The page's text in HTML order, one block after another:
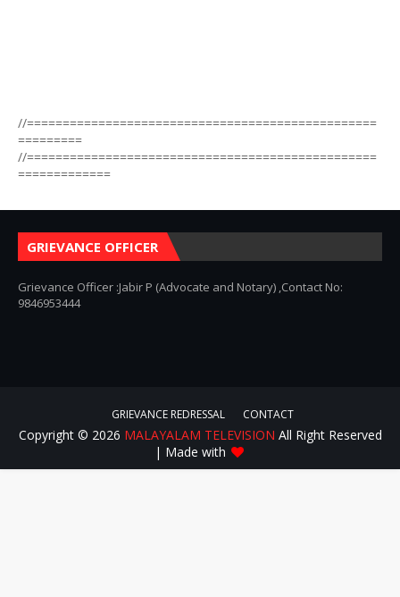
//=================================================
=========
//=================================================
=============
GRIEVANCE OFFICER
Grievance Officer :Jabir P (Advocate and Notary) ,Contact No:
9846953444
GRIEVANCE REDRESSAL CONTACT
Copyright © 2026 MALAYALAM TELEVISION All Right Reserved
| Made with